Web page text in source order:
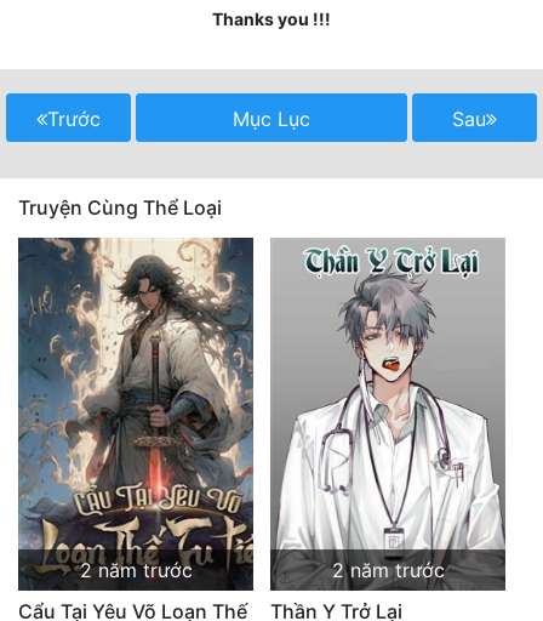
Quan Trường
Quân Sự
Sắc
Sủng
Thanh Xuân
Tiên Hiệp
Tiểu Thuyết
Trinh Thám
Triều Đấu
Trùng Sinh
Trọng Sinh
Thanks you !!!
Trước Mục Lục Sau
Truyện Cùng Thể Loại
2 năm trước
Cẩu Tại Yêu Võ Loạn Thế
2 năm trước
Thần Y Trở Lại